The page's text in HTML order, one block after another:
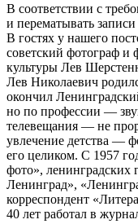
В соответствии с
и перематывать
В гостях у нашего
советский фотограф и
культуры Лев
Лев Николаевич
окончил
но по профессии —
телевещания — не
увлечение детства —
его целиком. С 1957
фото», ленинградских
Ленинград»,
корреспондент
40 лет работал в